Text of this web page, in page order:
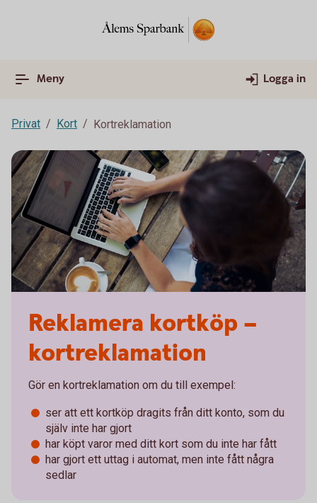
Meny Logga in
Privat Kort Kortreklamation
Reklamera kortköp –
kortreklamation
Gör en kortreklamation om du till exempel:
ser att ett kortköp dragits från ditt konto, som du
själv inte har gjort
har köpt varor med ditt kort som du inte har fått
har gjort ett uttag i automat, men inte fått några
sedlar